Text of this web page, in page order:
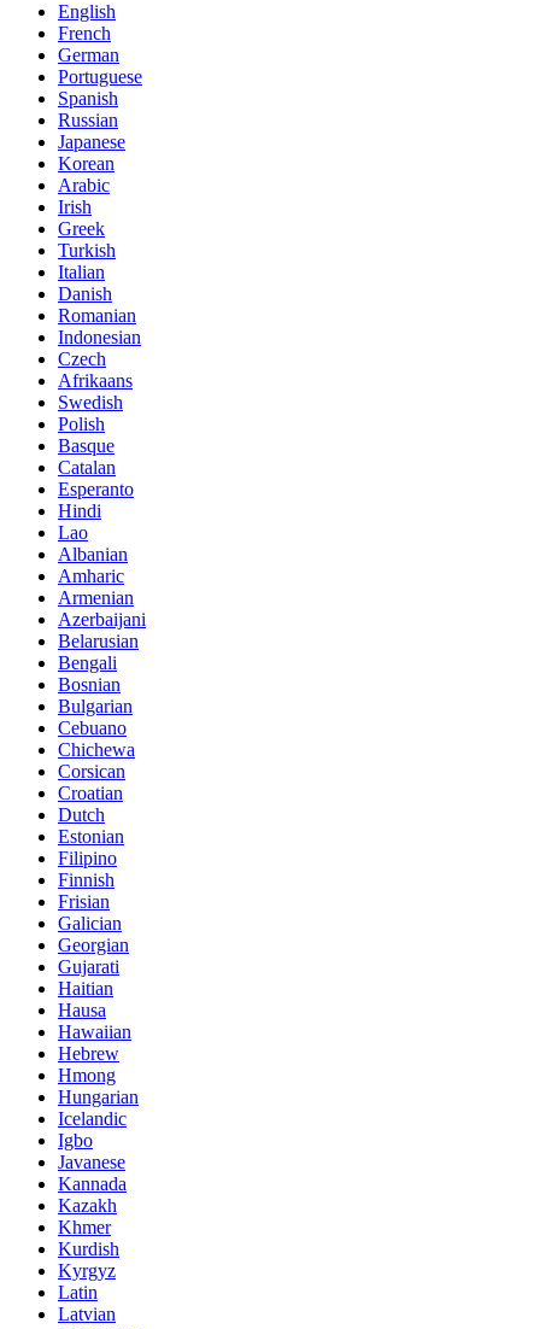
English
French
German
Portuguese
Spanish
Russian
Japanese
Korean
Arabic
Irish
Greek
Turkish
Italian
Danish
Romanian
Indonesian
Czech
Afrikaans
Swedish
Polish
Basque
Catalan
Esperanto
Hindi
Lao
Albanian
Amharic
Armenian
Azerbaijani
Belarusian
Bengali
Bosnian
Bulgarian
Cebuano
Chichewa
Corsican
Croatian
Dutch
Estonian
Filipino
Finnish
Frisian
Galician
Georgian
Gujarati
Haitian
Hausa
Hawaiian
Hebrew
Hmong
Hungarian
Icelandic
Igbo
Javanese
Kannada
Kazakh
Khmer
Kurdish
Kyrgyz
Latin
Latvian